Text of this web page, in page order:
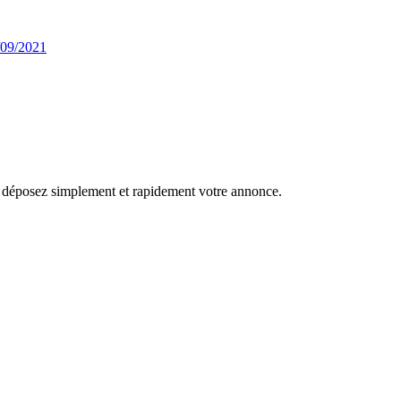
2021
simplement et rapidement votre annonce.